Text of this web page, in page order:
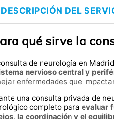
DESCRIPCIÓN DEL
qué sirve la
de neurología en
nervioso central y
enfermedades que
una consulta privada de
completo para evaluar
la coordinación y el